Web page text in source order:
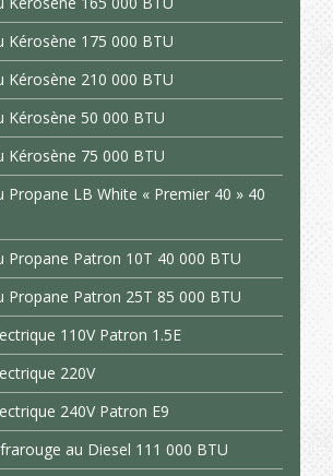
Kérosène 175 000 BTU
Kérosène 210 000 BTU
Kérosène 50 000 BTU
Kérosène 75 000 BTU
Propane LB White « Premier 40 » 40
Propane Patron 10T 40 000 BTU
Propane Patron 25T 85 000 BTU
110V Patron 1.5E
220V
240V Patron E9
au Diesel 111 000 BTU